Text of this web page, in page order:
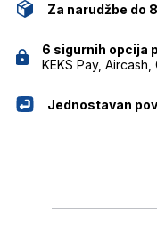
Za narudžbe do
6 sigurnih opcija
KEKS Pay,
Jednostavan